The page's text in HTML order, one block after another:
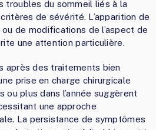
troubles du sommeil liés à la
de sévérité. L’apparition de
de modifications de l’aspect de
une attention particulière.
après des traitements bien
prise en charge chirurgicale
plus dans l’année suggèrent
une approche
La persistance de symptômes